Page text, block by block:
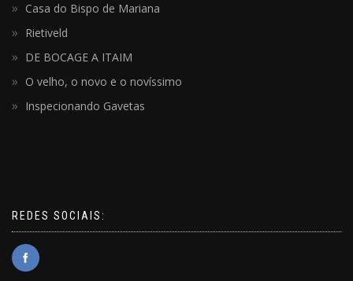
Casa do Bispo de Mariana
Rietiveld
DE BOCAGE A ITAIM
O velho, o novo e o novíssimo
Inspecionando Gavetas
REDES SOCIAIS: